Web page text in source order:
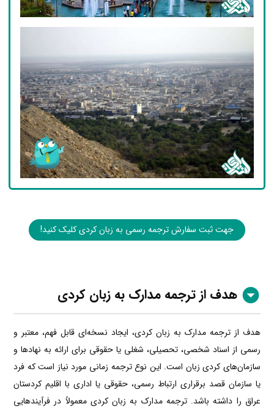
جهت ثبت سفارش ترجمه رسمی به زبان کردی کلیک کنید!
هدف از ترجمه مدارک به زبان کردی
هدف از ترجمه مدارک به زبان کردی، ایجاد نسخه‌ای قابل فهم، معتبر و
رسمی از اسناد شخصی، تحصیلی، شغلی یا حقوقی برای ارائه به نهادها و
سازمان‌های کردی زبان است. این نوع ترجمه زمانی مورد نیاز است که فرد
یا سازمان قصد برقراری ارتباط رسمی، حقوقی یا اداری با اقلیم کردستان
عراق را داشته باشد. ترجمه مدارک به زبان کردی معمولاً در فرآیندهایی